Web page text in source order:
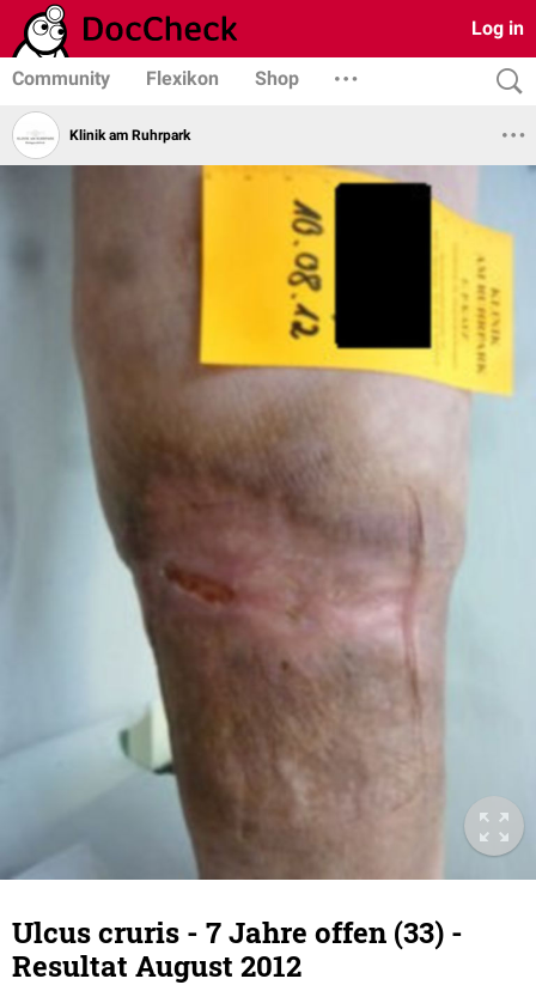
Log in
Community Flexikon Shop
Klinik am Ruhrpark
Ulcus cruris - 7 Jahre offen (33) -
Resultat August 2012